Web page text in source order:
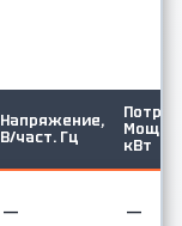
Напряжение,
В/част. Гц
Потр.
Мощ.
кВт
— —